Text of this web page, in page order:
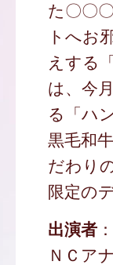
た〇〇
トへお
えする
は、今
る「ハ
黒毛和
だわり
限定の
出演者
ＮＣア